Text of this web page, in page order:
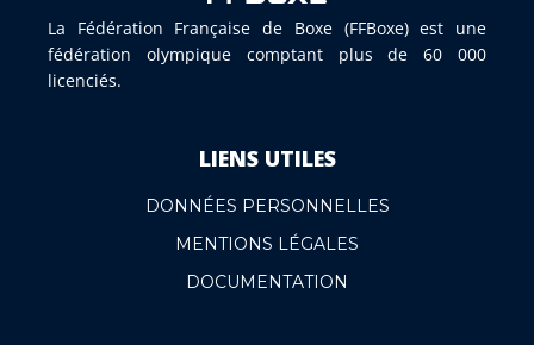
La Fédération Française de Boxe (FFBoxe) est une
fédération olympique comptant plus de 60 000
licenciés.
LIENS UTILES
DONNÉES PERSONNELLES
MENTIONS LÉGALES
DOCUMENTATION